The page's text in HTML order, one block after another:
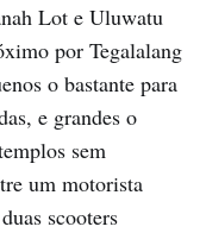
Lot e Uluwatu
por Tegalalang
o bastante para
e grandes o
sem
um motorista
scooters